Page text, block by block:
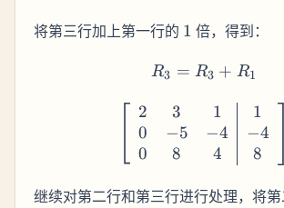
将第三行加上第一行的 1
1 倍，得到：
R_3 =
R3 = R3 + R1
2
0
0
3
−5
8
1
−4
4
1
−4
8
继续对第二行和第三行进行处理，将